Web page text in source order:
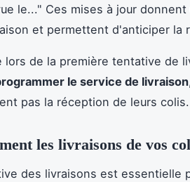
le..." Ces mises à jour
et permettent d'anticiper la
lors de la première tentative de
le service de livraison
pas la réception de leurs colis.
les livraisons de vos
des livraisons est essentielle